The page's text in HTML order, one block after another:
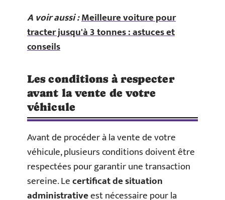
A voir aussi :Meilleure voiture pour
tracter jusqu'à 3 tonnes : astuces et
conseils
Les conditions à respecter
avant la vente de votre
véhicule
Avant de procéder à la vente de votre
véhicule, plusieurs conditions doivent être
respectées pour garantir une transaction
sereine. Lecertificat de situation
administrativeest nécessaire pour la